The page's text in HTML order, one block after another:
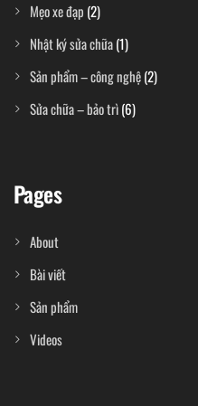
Mẹo xe đạp (2)
Nhật ký sửa chữa(1)
Sản phẩm – công nghệ(2)
Sửa chữa – bảo trì(6)
Pages
About
Bài viết
Sản phẩm
Videos